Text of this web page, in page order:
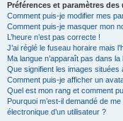
Préférences et paramètres
Comment puis-je modifier mes
Comment puis-je masquer mon
L’heure n’est pas correcte !
J’ai réglé le fuseau horaire mais
Ma langue n’apparaît pas dans la
Que signifient les images situées
Comment puis-je afficher un
Quel est mon rang et comment
Pourquoi m’est-il demandé de
électronique d’un utilisateur ?